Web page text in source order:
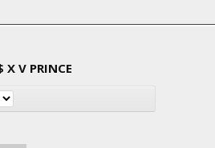
X V PRINCE